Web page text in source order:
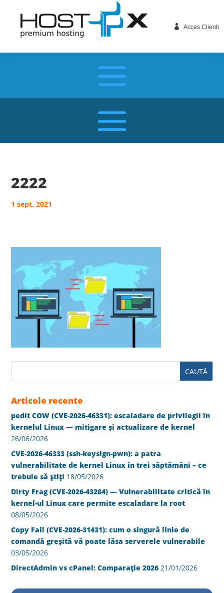
 Acces Clienti
2222
1 sept. 2021
Articole recente
pedit COW (CVE-2026-46331): escaladare de privilegii în
kernelul Linux — mitigare și actualizare de kernel
26/06/2026
CVE-2026-46333 (ssh-keysign-pwn): a patra
vulnerabilitate de kernel Linux în trei săptămâni – ce
trebuie să știți 18/05/2026
Dirty Frag (CVE-2026-43284) — Vulnerabilitate critică în
kernel-ul Linux care permite escaladare la root
08/05/2026
Copy Fail (CVE-2026-31431): cum o singură linie de
comandă greșită vă poate lăsa serverele vulnerabile
03/05/2026
DirectAdmin vs cPanel: Comparație 2026 21/01/2026